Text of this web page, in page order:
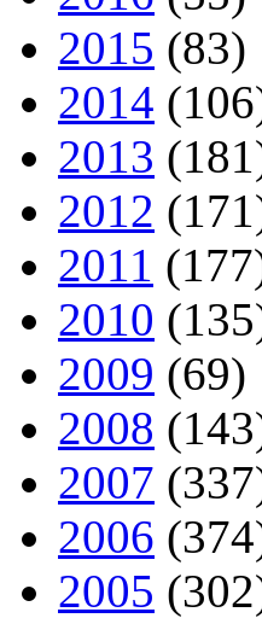
2015 (83)
2014
2013
2012
2011
2010
2009 (69)
2008
2007
2006
2005